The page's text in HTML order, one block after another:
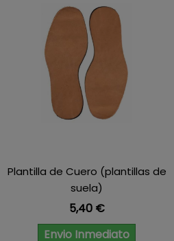
Plantilla de Cuero (plantillas de
suela)
Precio
5,40 €
Envio Inmediato